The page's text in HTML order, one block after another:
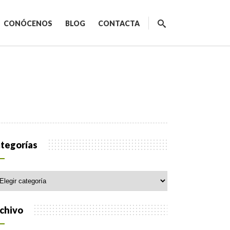
de trabajo
CONÓCENOS BLOG CONTACTA